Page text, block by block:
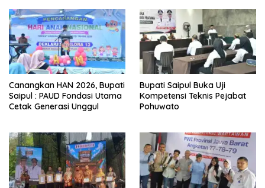
Canangkan HAN 2026, Bupati
Saipul : PAUD Fondasi Utama
Cetak Generasi Unggul
Bupati Saipul Buka Uji
Kompetensi Teknis Pejabat
Pohuwato